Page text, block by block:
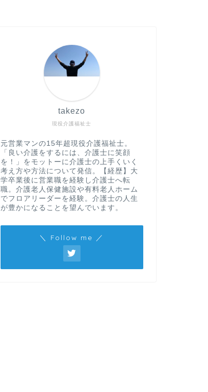
現役介護福祉士
takezo
元営業マンの15年超現役介護福祉士。
「良い介護をするには、介護士に笑顔
を！」をモットーに介護士の上手くいく
考え方や方法について発信。【経歴】大
学卒業後に営業職を経験し介護士へ転
職。介護老人保健施設や有料老人ホーム
でフロアリーダーを経験。介護士の人生
が豊かになることを望んでいます。
＼ Follow me ／